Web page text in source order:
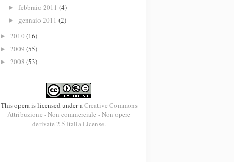
► febbraio 2011 (4)
► gennaio 2011 (2)
► 2010 (16)
► 2009 (55)
► 2008 (53)
This opera is licensed under aCreative Commons
Attribuzione - Non commerciale - Non opere
derivate 2.5 Italia License.